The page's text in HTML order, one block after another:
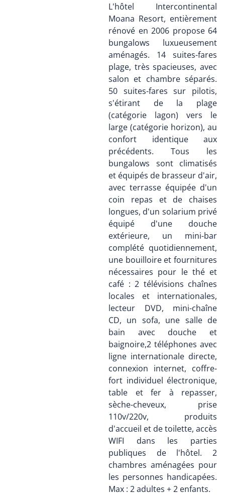
L'hôtel Intercontinental
Moana Resort, entièrement
rénové en 2006 propose 64
bungalows luxueusement
aménagés. 14 suites-fares
plage, très spacieuses, avec
salon et chambre séparés.
50 suites-fares sur pilotis,
s'étirant de la plage
(catégorie lagon) vers le
large (catégorie horizon), au
confort identique aux
précédents. Tous les
bungalows sont climatisés
et équipés de brasseur d'air,
avec terrasse équipée d'un
coin repas et de chaises
longues, d'un solarium privé
équipé d'une douche
extérieure, un mini-bar
complété quotidiennement,
une bouilloire et fournitures
nécessaires pour le thé et
café : 2 télévisions chaînes
locales et internationales,
lecteur DVD, mini-chaîne
CD, un sofa, une salle de
bain avec douche et
baignoire,2 téléphones avec
ligne internationale directe,
connexion internet, coffre-
fort individuel électronique,
table et fer à repasser,
sèche-cheveux, prise
110v/220v, produits
d'accueil et de toilette, accès
WIFI dans les parties
publiques de l'hôtel. 2
chambres aménagées pour
les personnes handicapées.
Max : 2 adultes + 2 enfants.